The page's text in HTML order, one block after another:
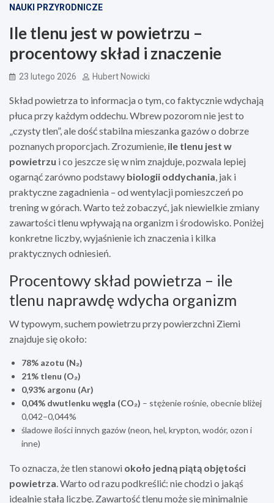
NAUKI PRZYRODNICZE
Ile tlenu jest w powietrzu –
procentowy skład i znaczenie
23 lutego 2026 Hubert Nowicki
Skład powietrza to informacja o tym, co faktycznie wdychają
płuca przy każdym oddechu. Wbrew pozorom nie jest to
„czysty tlen”, ale dość stabilna mieszanka gazów o dobrze
poznanych proporcjach. Zrozumienie, ile tlenu jest w
powietrzu i co jeszcze się w nim znajduje, pozwala lepiej
ogarnąć zarówno podstawy biologii oddychania , jak i
praktyczne zagadnienia – od wentylacji pomieszczeń po
trening w górach. Warto też zobaczyć, jak niewielkie zmiany
zawartości tlenu wpływają na organizm i środowisko. Poniżej
konkretne liczby, wyjaśnienie ich znaczenia i kilka
praktycznych odniesień.
Procentowy skład powietrza – ile
tlenu naprawdę wdycha organizm
W typowym, suchem powietrzu przy powierzchni Ziemi
znajduje się około:
78% azotu (N₂)
21% tlenu (O₂)
0,93% argonu (Ar)
0,04% dwutlenku węgla (CO₂) – stężenie rośnie, obecnie bliżej
0,042–0,044%
śladowe ilości innych gazów (neon, hel, krypton, wodór, ozon i
inne)
To oznacza, że tlen stanowi około jedną piątą objętości
powietrza . Warto od razu podkreślić: nie chodzi o jakąś
idealnie stałą liczbę. Zawartość tlenu może się minimalnie